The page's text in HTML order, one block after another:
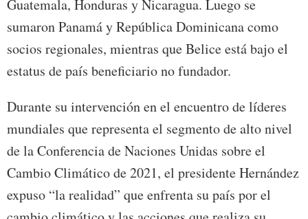
Guatemala, Honduras y Nicaragua. Luego se
sumaron Panamá y República Dominicana como
socios regionales, mientras que Belice está bajo el
estatus de país beneficiario no fundador.
Durante su intervención en el encuentro de líderes
mundiales que representa el segmento de alto nivel
de la Conferencia de Naciones Unidas sobre el
Cambio Climático de 2021, el presidente Hernández
expuso “la realidad” que enfrenta su país por el